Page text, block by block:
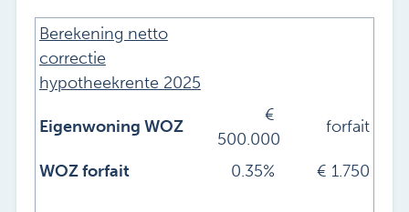
Berekening netto
correctie
hypotheekrente 2025
Eigenwoning WOZ
€
500.000
forfait
WOZ forfait 0.35% € 1.750